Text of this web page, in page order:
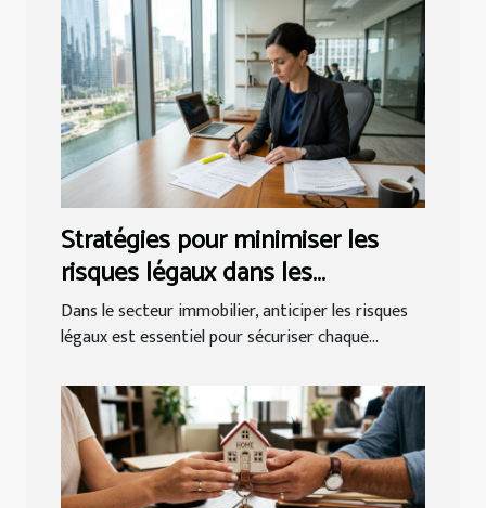
Stratégies pour minimiser les
risques légaux dans les
transactions immobilières
Dans le secteur immobilier, anticiper les risques
légaux est essentiel pour sécuriser chaque...